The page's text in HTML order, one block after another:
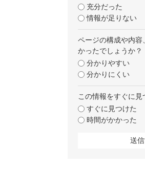
充分だった
情報が足りない
ページの構成や内容
かったでしょうか？
分かりやすい
分かりにくい
この情報をすぐに見
すぐに見つけた
時間がかかった